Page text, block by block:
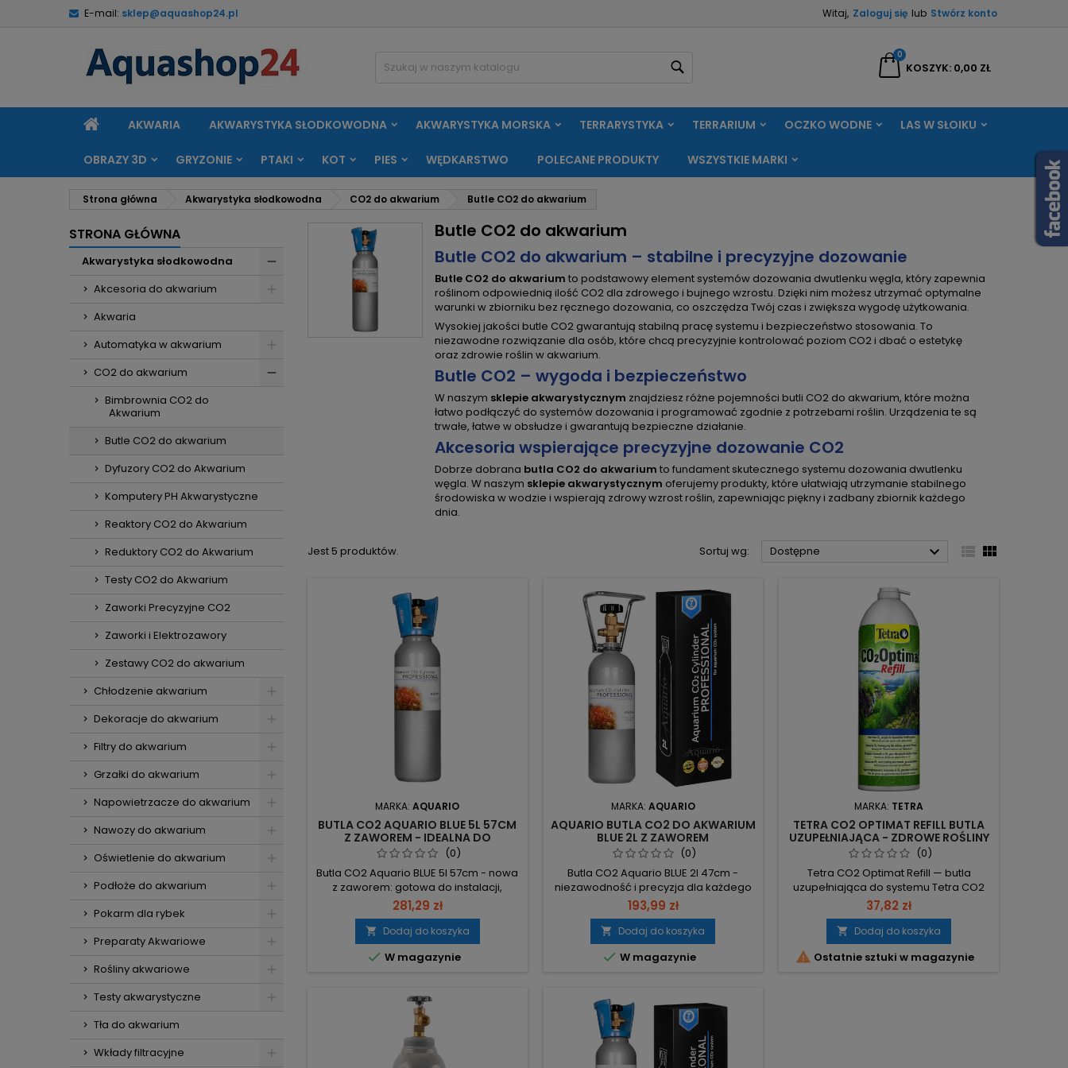
E-mail: sklep@aquashop24.pl Witaj, Zaloguj się lub Stwórz konto
KOSZYK
0
0,00 ZŁ
STRONAAKWARIA AKWARYSTYKA SŁODKOWODNA AKWARYSTYKA MORSKA TERRARYSTYKA TERRARIUM OCZKO WODNE LAS W SŁOIKU
OBRAZY 3D GRYZONIE PTAKI KOT PIES WĘDKARSTWO POLECANE PRODUKTY WSZYSTKIE MARKI
Strona główna Akwarystyka słodkowodna CO2 do akwarium Butle CO2 do akwarium
STRONA GŁÓWNA
Akwarystyka słodkowodna
Akcesoria do akwarium
Akwaria
Automatyka w akwarium
CO2 do akwarium
Bimbrownia CO2 do
Akwarium
Butle CO2 do akwarium
Dyfuzory CO2 do Akwarium
Komputery PH Akwarystyczne
Reaktory CO2 do Akwarium
Reduktory CO2 do Akwarium
Testy CO2 do Akwarium
Zaworki Precyzyjne CO2
Zaworki i Elektrozawory
Zestawy CO2 do akwarium
Chłodzenie akwarium
Dekoracje do akwarium
Filtry do akwarium
Grzałki do akwarium
Napowietrzacze do akwarium
Nawozy do akwarium
Oświetlenie do akwarium
Podłoże do akwarium
Pokarm dla rybek
Preparaty Akwariowe
Rośliny akwariowe
Testy akwarystyczne
Tła do akwarium
Wkłady filtracyjne
Butle CO2 do akwarium
Butle CO2 do akwarium – stabilne i precyzyjne dozowanie
Butle CO2 do akwarium to podstawowy element systemów dozowania dwutlenku węgla, który zapewnia
roślinom odpowiednią ilość CO2 dla zdrowego i bujnego wzrostu. Dzięki nim możesz utrzymać optymalne
warunki w zbiorniku bez ręcznego dozowania, co oszczędza Twój czas i zwiększa wygodę użytkowania.
Wysokiej jakości butle CO2 gwarantują stabilną pracę systemu i bezpieczeństwo stosowania. To
niezawodne rozwiązanie dla osób, które chcą precyzyjnie kontrolować poziom CO2 i dbać o estetykę
oraz zdrowie roślin w akwarium.
Butle CO2 – wygoda i bezpieczeństwo
W naszym sklepie akwarystycznym znajdziesz różne pojemności butli CO2 do akwarium, które można
łatwo podłączyć do systemów dozowania i programować zgodnie z potrzebami roślin. Urządzenia te są
trwałe, łatwe w obsłudze i gwarantują bezpieczne działanie.
Akcesoria wspierające precyzyjne dozowanie CO2
Dobrze dobrana butla CO2 do akwarium to fundament skutecznego systemu dozowania dwutlenku
węgla. W naszym sklepie akwarystycznym oferujemy produkty, które ułatwiają utrzymanie stabilnego
środowiska w wodzie i wspierają zdrowy wzrost roślin, zapewniając piękny i zadbany zbiornik każdego
dnia.
Jest 5 produktów. Sortuj wg: Dostępne   
MARKA:AQUARIO
BUTLA CO2 AQUARIO BLUE 5L 57CM
Z ZAWOREM - IDEALNA DO
AKWARIUM(0)
Butla CO2 Aquario BLUE 5l 57cm - nowa
z zaworem: gotowa do instalacji,
dostarczana w oryginalnym kartonie z
zaworem i poręcznym uchwytem dla
bezpiecznego transportu. 5l / 3,33 kg –
ekonomiczne zasilanie CO2 (dla
akwarium 300l przy 75% roślinności: ~7–
w montażu. Zawór z...
281,29 zł
 Dodaj do koszyka
 W magazynie
MARKA: AQUARIO
AQUARIO BUTLA CO2 DO AKWARIUM
BLUE 2L Z ZAWOREM
(0)
Butla CO2 Aquario BLUE 2l 47cm -
niezawodność i precyzja dla każdego
akwarysty. Wyposażona w bezpiecznik
do 190 BAR, zapewnia stabilne warunki
dla roślin i ryb. Bezpieczeństwo: Zawór
z bezpiecznikiem oraz certyfikaty
europejskie gwarantują maksymalną
możliwością przedłużenia, co
świadczy...
193,99 zł
 Dodaj do koszyka
 W magazynie
MARKA: TETRA
TETRA CO2 OPTIMAT REFILL BUTLA
UZUPEŁNIAJĄCA - ZDROWE ROŚLINY
(0)
Tetra CO2 Optimat Refill — butla
uzupełniająca do systemu Tetra CO2
Optimat, zapewniająca ciągły dopływ
CO2 dla roślin akwariowych. Ciągły
dopływ CO2 – wspiera zdrowszy
wzrost i lepszy wygląd roślin.
Kompatybilna z Tetra CO2 Optimat –
37,82 zł
 Dodaj do koszyka
 Ostatnie sztuki w magazynie
Anuluj Utwórz listę życzeń